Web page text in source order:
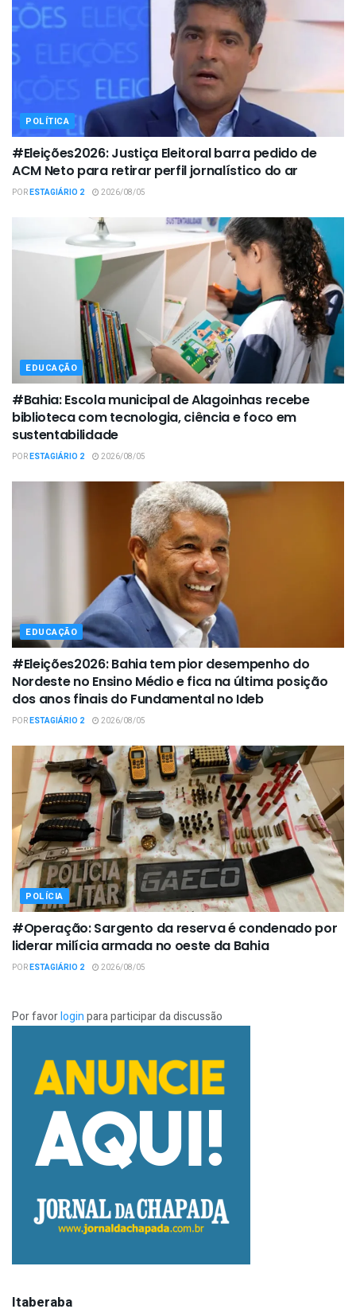
POLÍTICA
#Eleições2026: Justiça Eleitoral barra pedido de
ACM Neto para retirar perfil jornalístico do ar
PORESTAGIÁRIO 2 2026/08/05
EDUCAÇÃO
#Bahia: Escola municipal de Alagoinhas recebe
biblioteca com tecnologia, ciência e foco em
sustentabilidade
PORESTAGIÁRIO 2 2026/08/05
EDUCAÇÃO
#Eleições2026: Bahia tem pior desempenho do
Nordeste no Ensino Médio e fica na última posição
dos anos finais do Fundamental no Ideb
PORESTAGIÁRIO 2 2026/08/05
POLÍCIA
#Operação: Sargento da reserva é condenado por
liderar milícia armada no oeste da Bahia
PORESTAGIÁRIO 2 2026/08/05
Por favorloginpara participar da discussão
Itaberaba